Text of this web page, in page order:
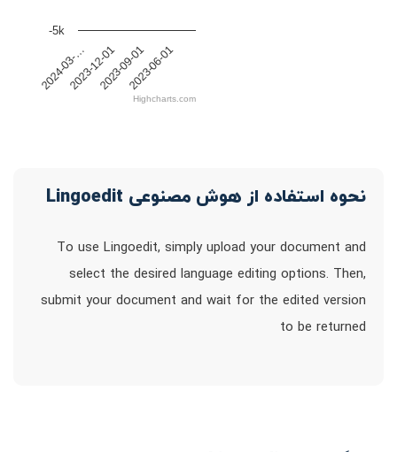
2024-03-…2023-09-01
2023-12-012023-06-01
-5k
Highcharts.com
نحوه استفاده از هوش مصنوعی Lingoedit
To use Lingoedit, simply upload your document and
select the desired language editing options. Then,
submit your document and wait for the edited version
to be returned